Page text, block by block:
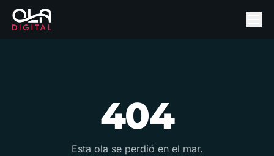
404
Esta ola se perdió en el mar.